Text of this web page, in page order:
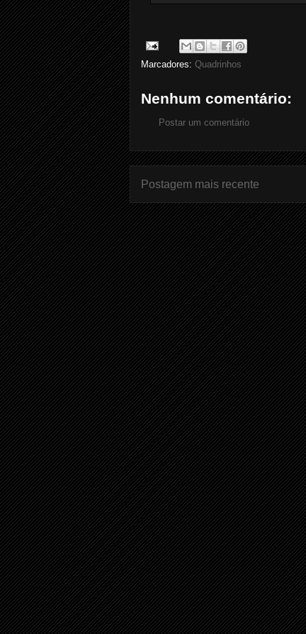
Marcadores: Quadrinhos
Nenhum comentário:
Postar um comentário
Postagem mais recente